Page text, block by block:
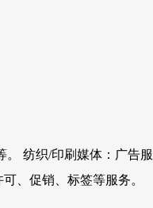
纺织/印刷媒体：广告
、促销、标签等服务。